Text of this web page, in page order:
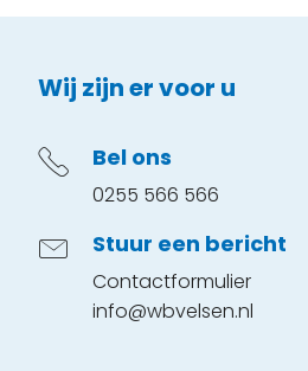
Contactinformatie
Wij zijn er voor u
Bel ons
0255 566 566
Stuur een bericht
Contactformulier
info@wbvelsen.nl